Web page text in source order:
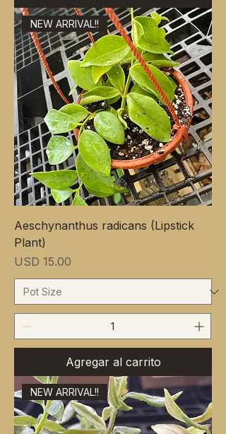
NEW ARRIVAL!!
Aeschynanthus radicans (Lipstick
Plant)
Precio
USD 15.00
Agregar al carrito
NEW ARRIVAL!!